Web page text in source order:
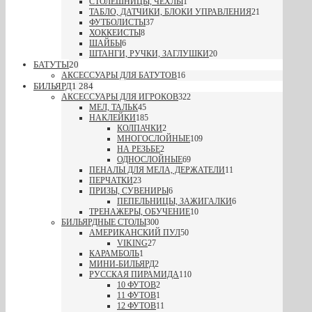
ТАБЛО, ДАТЧИКИ, БЛОКИ УПРАВЛЕНИЯ21
ФУТБОЛИСТЫ37
ХОККЕИСТЫ8
ШАЙБЫ6
ШТАНГИ, РУЧКИ, ЗАГЛУШКИ20
БАТУТЫ20
АКСЕССУАРЫ ДЛЯ БАТУТОВ16
БИЛЬЯРД1 284
АКСЕССУАРЫ ДЛЯ ИГРОКОВ322
МЕЛ, ТАЛЬК45
НАКЛЕЙКИ185
КОЛПАЧКИ2
МНОГОСЛОЙНЫЕ109
НА РЕЗЬБЕ2
ОДНОСЛОЙНЫЕ69
ПЕНАЛЫ ДЛЯ МЕЛА, ДЕРЖАТЕЛИ11
ПЕРЧАТКИ23
ПРИЗЫ, СУВЕНИРЫ6
ПЕПЕЛЬНИЦЫ, ЗАЖИГАЛКИ6
ТРЕНАЖЕРЫ, ОБУЧЕНИЕ10
БИЛЬЯРДНЫЕ СТОЛЫ300
АМЕРИКАНСКИЙ ПУЛ50
VIKING27
КАРАМБОЛЬ1
МИНИ-БИЛЬЯРД2
РУССКАЯ ПИРАМИДА110
10 ФУТОВ2
11 ФУТОВ1
12 ФУТОВ11